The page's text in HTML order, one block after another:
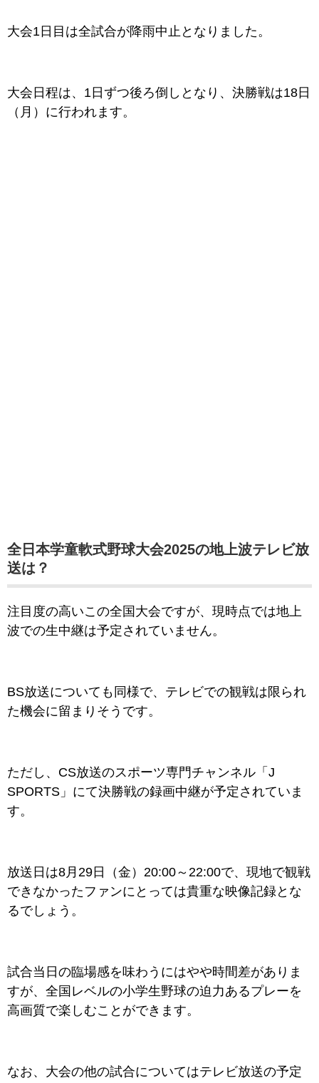
大会1日目は全試合が降雨中止となりました。
大会日程は、1日ずつ後ろ倒しとなり、決勝戦は18日
（月）に行われます。
全日本学童軟式野球大会2025の地上波テレビ放
送は？
注目度の高いこの全国大会ですが、現時点では地上
波での生中継は予定されていません。
BS放送についても同様で、テレビでの観戦は限られ
た機会に留まりそうです。
ただし、CS放送のスポーツ専門チャンネル「J
SPORTS」にて決勝戦の録画中継が予定されていま
す。
放送日は8月29日（金）20:00～22:00で、現地で観戦
できなかったファンにとっては貴重な映像記録とな
るでしょう。
試合当日の臨場感を味わうにはやや時間差がありま
すが、全国レベルの小学生野球の迫力あるプレーを
高画質で楽しむことができます。
なお、大会の他の試合についてはテレビ放送の予定